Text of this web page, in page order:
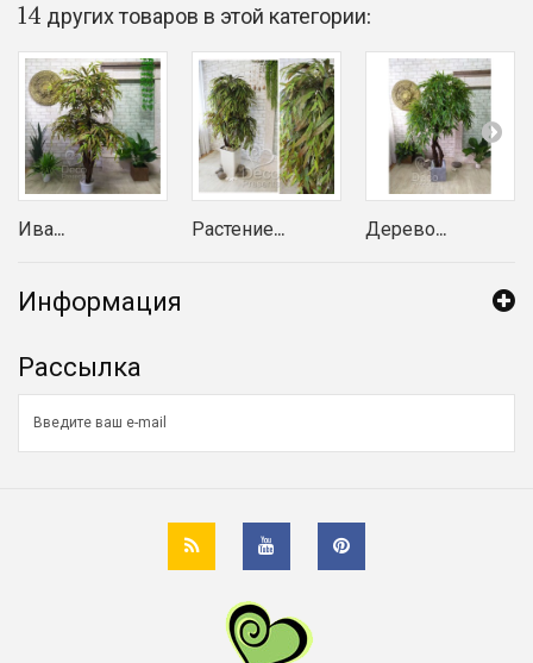
14 других товаров в этой категории:
Ива... Растение... Дерево...
Информация
Рассылка